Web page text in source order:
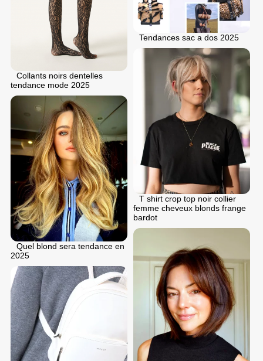
Tendances sac a dos 2025
Collants noirs dentelles
tendance mode 2025
T shirt crop top noir collier
femme cheveux blonds frange
bardot
Quel blond sera tendance en
2025